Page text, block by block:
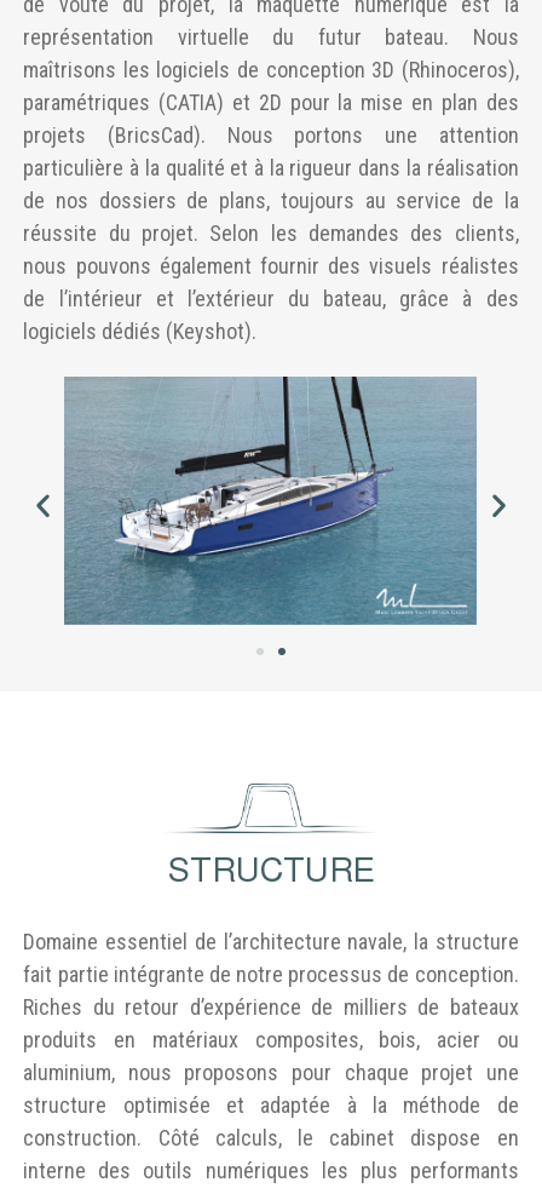
représentation virtuelle du futur bateau. Nous
maîtrisons les logiciels de conception 3D (Rhinoceros),
paramétriques (CATIA) et 2D pour la mise en plan des
projets (BricsCad). Nous portons une attention
particulière à la qualité et à la rigueur dans la réalisation
de nos dossiers de plans, toujours au service de la
réussite du projet. Selon les demandes des clients,
nous pouvons également fournir des visuels réalistes
de l’intérieur et l’extérieur du bateau, grâce à des
logiciels dédiés (Keyshot).
STRUCTURE
Domaine essentiel de l’architecture navale, la structure
fait partie intégrante de notre processus de conception.
Riches du retour d’expérience de milliers de bateaux
produits en matériaux composites, bois, acier ou
aluminium, nous proposons pour chaque projet une
structure optimisée et adaptée à la méthode de
construction. Côté calculs, le cabinet dispose en
interne des outils numériques les plus performants